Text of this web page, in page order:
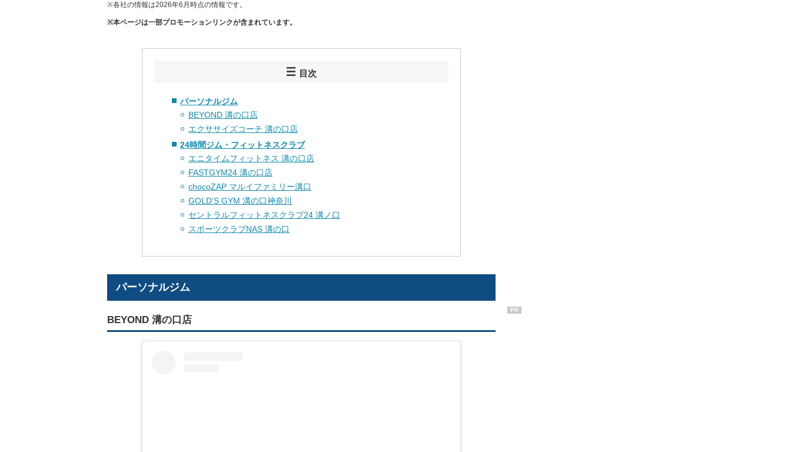
※各社の情報は2026年6月時点の情報です。
※本ページは一部プロモーションリンクが含まれています。
目次
パーソナルジム
BEYOND 溝の口店
エクササイズコーチ 溝の口店
24時間ジム・フィットネスクラブ
エニタイムフィットネス 溝の口店
FASTGYM24 溝の口店
chocoZAP マルイファミリー溝口
GOLD’S GYM 溝の口神奈川
セントラルフィットネスクラブ24 溝ノ口
スポーツクラブNAS 溝の口
パーソナルジム
BEYOND 溝の口店
PR